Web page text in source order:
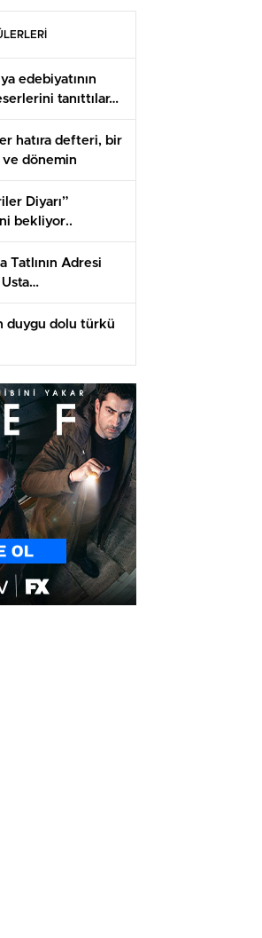
edebiyatının
tanıttılar…
hatıra defteri, bir
ve dönemin
çıkardı..
Diyarı”
bekliyor..
Tatlının Adresi
duygu dolu türkü